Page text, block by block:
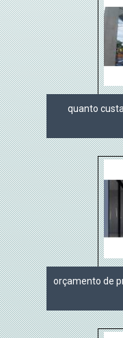
quanto
orçamento de